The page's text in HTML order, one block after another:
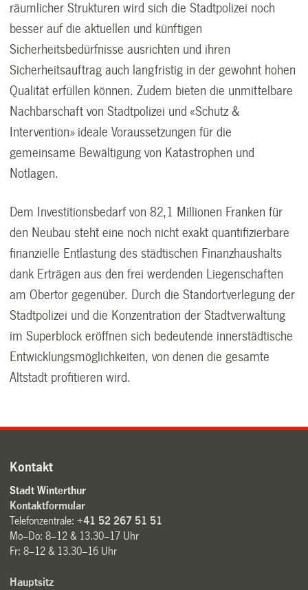
räumlicher Strukturen wird sich die Stadtpolizei noch
besser auf die aktuellen und künftigen
Sicherheitsbedürfnisse ausrichten und ihren
Sicherheitsauftrag auch langfristig in der gewohnt hohen
Qualität erfüllen können. Zudem bieten die unmittelbare
Nachbarschaft von Stadtpolizei und «Schutz &
Intervention» ideale Voraussetzungen für die
gemeinsame Bewältigung von Katastrophen und
Notlagen.
Dem Investitionsbedarf von 82,1 Millionen Franken für
den Neubau steht eine noch nicht exakt quantifizierbare
finanzielle Entlastung des städtischen Finanzhaushalts
dank Erträgen aus den frei werdenden Liegenschaften
am Obertor gegenüber. Durch die Standortverlegung der
Stadtpolizei und die Konzentration der Stadtverwaltung
im Superblock eröffnen sich bedeutende innerstädtische
Entwicklungsmöglichkeiten, von denen die gesamte
Altstadt profitieren wird.
Kontakt
Stadt Winterthur
Kontaktformular
Telefonzentrale:+41 52 267 51 51
Mo–Do: 8–12 & 13.30–17 Uhr
Fr: 8–12 & 13.30–16 Uhr
Hauptsitz